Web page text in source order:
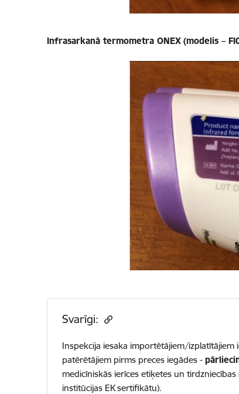
Infrasarkanā termometra ONEX (modelis –
Svarīgi:
Inspekcija iesaka importētājiem/
patērētājiem pirms preces iegādes -
medicīniskās ierīces etiķetes un
institūcijas EK sertifikātu).